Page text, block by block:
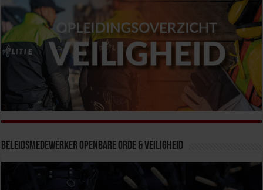
Beleidsmedewerker Openbare Orde & Veiligheid